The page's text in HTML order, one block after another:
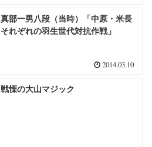
真部一男八段（当時）「中原・米長
それぞれの羽生世代対抗作戦」
2014.03.10
戦慄の大山マジック